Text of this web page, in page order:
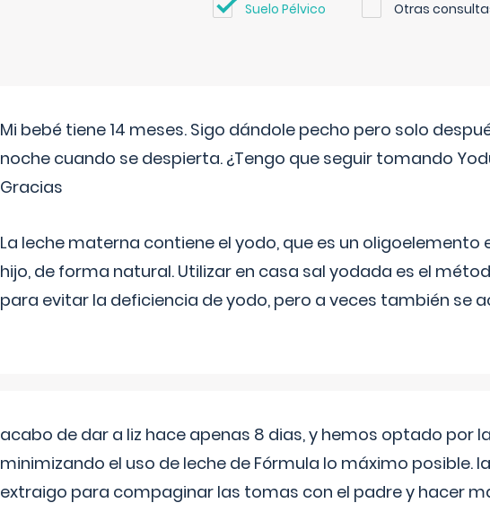
Suelo Pélvico Otras
Mi bebé tiene 14 meses. Sigo dándole pecho pero solo
noche cuando se despierta. ¿Tengo que seguir tomando
Gracias
La leche materna contiene el yodo, que es un oligoelemento
hijo, de forma natural. Utilizar en casa sal yodada es el
para evitar la deficiencia de yodo, pero a veces también se
acabo de dar a liz hace apenas 8 dias, y hemos optado por
minimizando el uso de leche de Fórmula lo máximo posible.
extraigo para compaginar las tomas con el padre y hacer